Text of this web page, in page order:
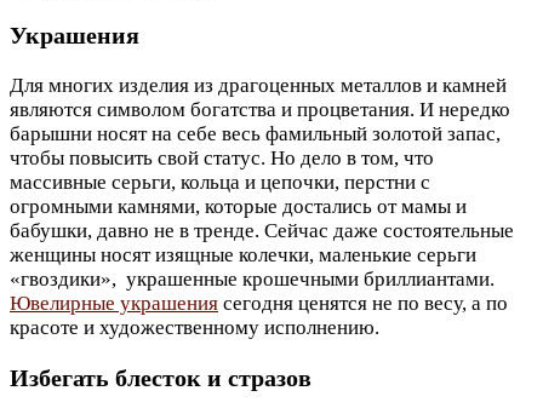
Украшения
Для многих изделия из драгоценных металлов и камней
являются символом богатства и процветания. И нередко
барышни носят на себе весь фамильный золотой запас,
чтобы повысить свой статус. Но дело в том, что
массивные серьги, кольца и цепочки, перстни с
огромными камнями, которые достались от мамы и
бабушки, давно не в тренде. Сейчас даже состоятельные
женщины носят изящные колечки, маленькие серьги
«гвоздики», украшенные крошечными бриллиантами.
Ювелирные украшения сегодня ценятся не по весу, а по
красоте и художественному исполнению.
Избегать блесток и стразов